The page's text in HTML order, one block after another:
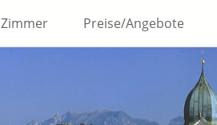
Zimmer Preise/Angebote